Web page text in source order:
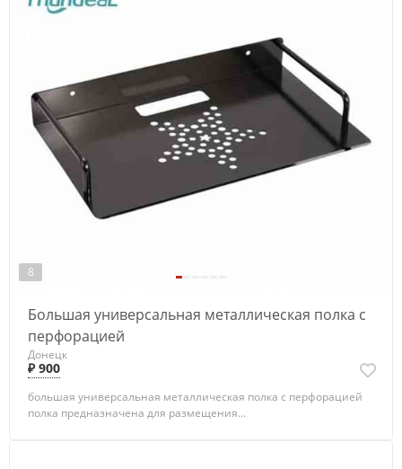
8
Большая универсальная металлическая полка с
перфорацией
Донецк
₽ 900
большая универсальная металлическая полка с перфорацией
полка предназначена для размещения...